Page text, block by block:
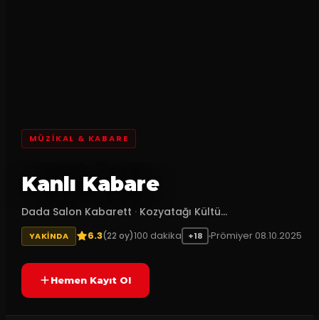
MÜZIKAL & KABARE
Kanlı Kabare
Dada Salon Kabarett · Kozyatağı Kültü...
YAKINDA 6.3(22 oy)100 dakika +18 Prömiyer 08.10.2025
Hemen Kayıt Ol